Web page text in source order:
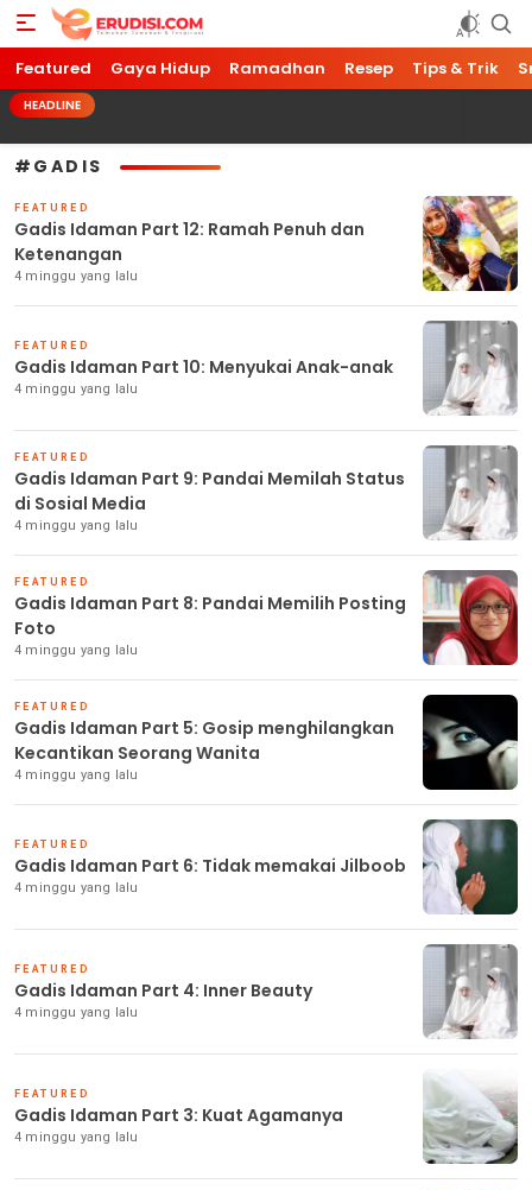
Erudisi
Temukan Jawaban dan Inspirasi
Featured Gaya Hidup Ramadhan Resep Tips & Trik
HEADLINE
#GADIS
FEATURED
Gadis Idaman Part 12: Ramah Penuh dan
Ketenangan
4 minggu yang lalu
FEATURED
Gadis Idaman Part 10: Menyukai Anak-anak
4 minggu yang lalu
FEATURED
Gadis Idaman Part 9: Pandai Memilah Status
di Sosial Media
4 minggu yang lalu
FEATURED
Gadis Idaman Part 8: Pandai Memilih Posting
Foto
4 minggu yang lalu
FEATURED
Gadis Idaman Part 5: Gosip menghilangkan
Kecantikan Seorang Wanita
4 minggu yang lalu
FEATURED
Gadis Idaman Part 6: Tidak memakai Jilboob
4 minggu yang lalu
FEATURED
Gadis Idaman Part 4: Inner Beauty
4 minggu yang lalu
FEATURED
Gadis Idaman Part 3: Kuat Agamanya
4 minggu yang lalu